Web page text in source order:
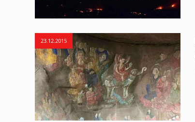
23.12.2015